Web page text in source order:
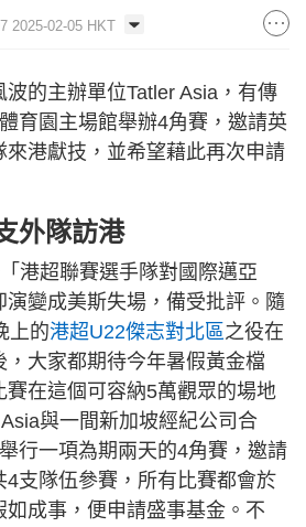
2025-02-05 HKT
的主辦單位Tatler Asia，有傳
育園主場館舉辦4角賽，邀請英
來港獻技，並希望藉此再次申請
外隊訪港
港超聯賽選手隊對國際邁亞
演變成美斯失場，備受批評。隨
上的港超U22傑志對北區之役在
，大家都期待今年暑假黃金檔
在這個可容納5萬觀眾的場地
與一間新加坡經紀公司合
行一項為期兩天的4角賽，邀請
支隊伍參賽，所有比賽都會於
如成事，便申請盛事基金。不